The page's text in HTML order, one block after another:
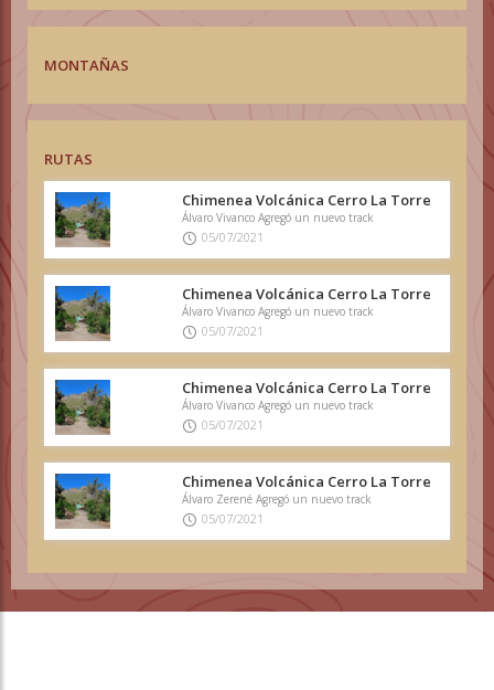
MONTAÑAS
RUTAS
Chimenea Volcánica Cerro La Torre
Álvaro Vivanco Agregó un nuevo track
05/07/2021
Chimenea Volcánica Cerro La Torre
Álvaro Vivanco Agregó un nuevo track
05/07/2021
Chimenea Volcánica Cerro La Torre
Álvaro Vivanco Agregó un nuevo track
05/07/2021
Chimenea Volcánica Cerro La Torre
Álvaro Zerené Agregó un nuevo track
05/07/2021